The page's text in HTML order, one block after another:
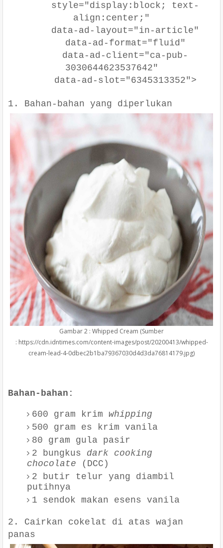
style="display:block; text-
align:center;"
data-ad-layout="in-article"
data-ad-format="fluid"
data-ad-client="ca-pub-
3030644623537642"
data-ad-slot="6345313352">
1. Bahan-bahan yang diperlukan
Gambar 2 : Whipped Cream (Sumber
: https://cdn.idntimes.com/content-images/post/20200413/whipped-
cream-lead-4-0dbec2b1ba79367030d4d3da76814179.jpg)
Bahan-bahan:
600 gram krim whipping
500 gram es krim vanila
80 gram gula pasir
2 bungkus dark cooking
chocolate
(DCC)
2 butir telur yang diambil
putihnya
1 sendok makan esens vanila
2. Cairkan cokelat di atas wajan
panas